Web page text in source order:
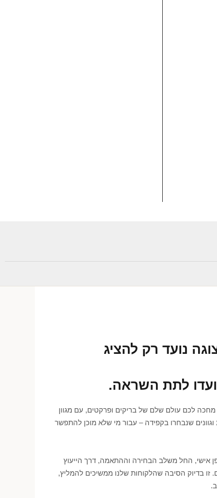
נועד רק להציג
לתת השראה.
לכם עולם שלם של בריקים ופרקטים, עם מגוון
שנבחרו בקפידה – עבור מי שלא מוכן להתפשר
אישי, החל משלב הבחירה וההתאמה, דרך הייעוץ
זו בדיוק הסיבה שהלקוחות שלנו ממשיכים להמליץ,